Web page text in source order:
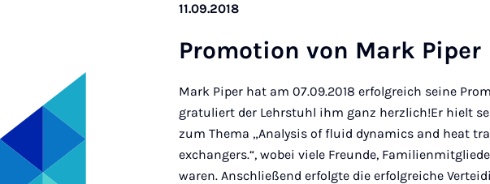
11.09.2018
Pro­mo­tion von Mark Piper
Mark Piper hat am 07.09.2018 erfolgreich seine
gratuliert der Lehrstuhl ihm ganz herzlich!Er hielt
zum Thema „Analysis of fluid dynamics and heat
exchangers.“, wobei viele Freunde,
waren. Anschließend erfolgte die erfolgreiche